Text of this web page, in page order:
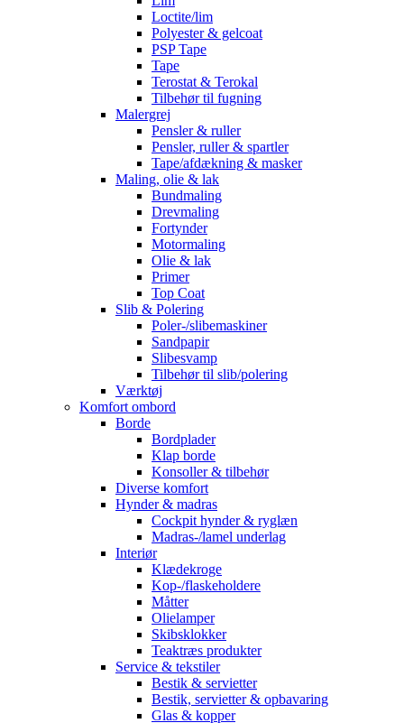
Loctite/lim
Polyester & gelcoat
PSP Tape
Tape
Terostat & Terokal
Tilbehør til fugning
Malergrej
Pensler & ruller
Pensler, ruller & spartler
Tape/afdækning & masker
Maling, olie & lak
Bundmaling
Drevmaling
Fortynder
Motormaling
Olie & lak
Primer
Top Coat
Slib & Polering
Poler-/slibemaskiner
Sandpapir
Slibesvamp
Tilbehør til slib/polering
Værktøj
Komfort ombord
Borde
Bordplader
Klap borde
Konsoller & tilbehør
Diverse komfort
Hynder & madras
Cockpit hynder & ryglæn
Madras-/lamel underlag
Interiør
Klædekroge
Kop-/flaskeholdere
Måtter
Olielamper
Skibsklokker
Teaktræs produkter
Service & tekstiler
Bestik & servietter
Bestik, servietter & opbavaring
Glas & kopper